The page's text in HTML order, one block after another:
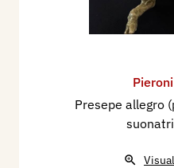
Presepe allegro